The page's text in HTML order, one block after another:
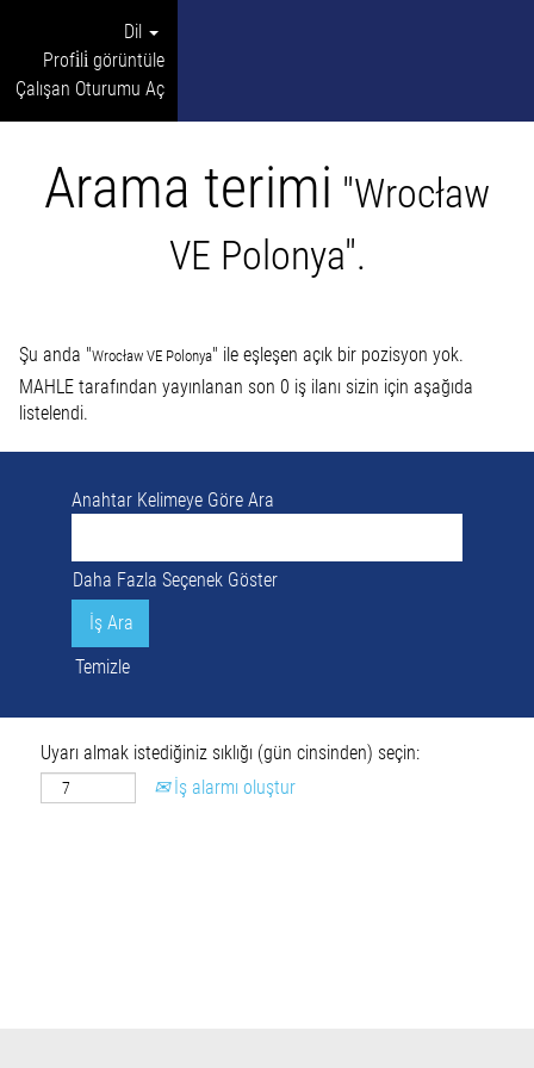
Dil
Profi̇li̇ görüntüle
Çalışan Oturumu Aç
Arama terimi "Wrocław
VE Polonya".
Şu anda "Wrocław VE Polonya" ile eşleşen açık bir pozisyon yok.
MAHLE tarafından yayınlanan son 0 iş ilanı sizin için aşağıda
listelendi.
Anahtar Kelimeye Göre Ara
Daha Fazla Seçenek Göster
Temizle
Uyarı almak istediğiniz sıklığı (gün cinsinden) seçin:
İş alarmı oluştur